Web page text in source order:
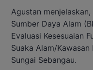
Agustan
Sumber Daya Alam
Evaluasi Kesesuaian
Suaka Alam/Kawasan
Sungai Sebangau.